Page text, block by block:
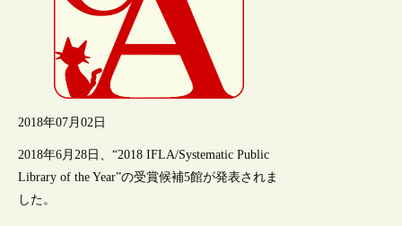
2018年07月02日
2018年6月28日、“2018 IFLA/Systematic Public
Library of the Year”の受賞候補5館が発表されま
した。